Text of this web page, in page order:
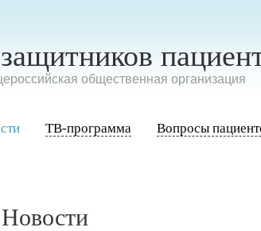
общественная организация
ТВ-программа Вопросы
Новости